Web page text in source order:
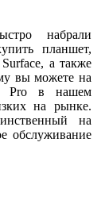
набрали
планшет,
а также
вы можете на
Pro в нашем
на рынке.
на
обслуживание